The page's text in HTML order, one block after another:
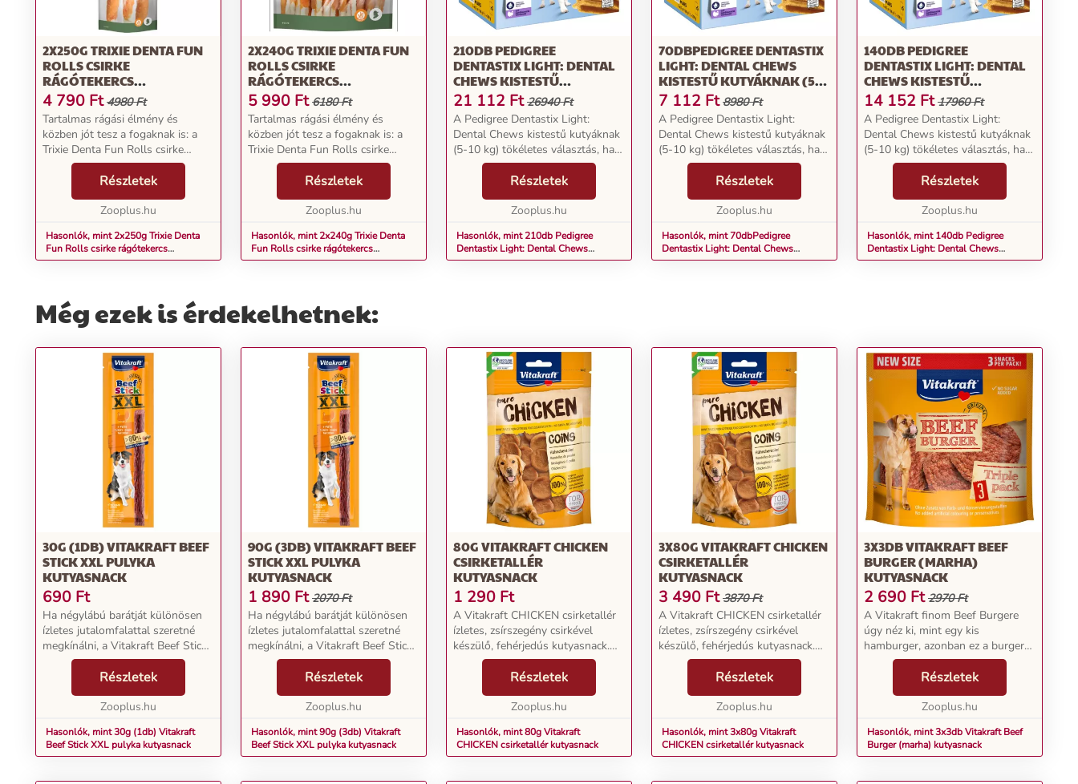
2X250G TRIXIE DENTA FUN
ROLLS CSIRKE
RÁGÓTEKERCS
KUTYÁKNAK, 6XKB. 28CM
4 790 Ft 4980 Ft
Tartalmas rágási élmény és
közben jót tesz a fogaknak is: a
Trixie Denta Fun Rolls csirke
rágótekercsek lehetővé teszik ezt!
Az ízletes rudacskák nemcsak
négylábú barátja ízlelőbimbóit
kényeztetik, ha...
Részletek
Zooplus.hu
Hasonlók, mint 2x250g Trixie Denta
Fun Rolls csirke rágótekercs
kutyáknak, 6xkb. 28cm
2X240G TRIXIE DENTA FUN
ROLLS CSIRKE
RÁGÓTEKERCS
KUTYÁKNAK, 60XKB. 12CM
5 990 Ft 6180 Ft
Tartalmas rágási élmény és
közben jót tesz a fogaknak is: a
Trixie Denta Fun Rolls csirke
rágótekercsek lehetővé teszik ezt!
Az ízletes rudacskák nemcsak
négylábú barátja ízlelőbimbóit
kényeztetik, ha...
Részletek
Zooplus.hu
Hasonlók, mint 2x240g Trixie Denta
Fun Rolls csirke rágótekercs
kutyáknak, 60xkb. 12cm
210DB PEDIGREE
DENTASTIX LIGHT: DENTAL
CHEWS KISTESTŰ
KUTYÁKNAK (5-10 KG)
KUTYASNACK - MULTIPACK
(210 DARAB)
21 112 Ft 26940 Ft
A Pedigree Dentastix Light:
Dental Chews kistestű kutyáknak
(5-10 kg) tökéletes választás, ha
négylábú barátja fogápolásának
támogatására keres megoldást.
Ezek a finomságok nemcsak
ízletesek, hanem ki...
Részletek
Zooplus.hu
Hasonlók, mint 210db Pedigree
Dentastix Light: Dental Chews
kistestű kutyáknak (5-10 kg)
70DBPEDIGREE DENTASTIX
LIGHT: DENTAL CHEWS
KISTESTŰ KUTYÁKNAK (5-
10 KG) KUTYASNACK -
MULTIPACK (70 DARAB)
7 112 Ft 8980 Ft
A Pedigree Dentastix Light:
Dental Chews kistestű kutyáknak
(5-10 kg) tökéletes választás, ha
négylábú barátja fogápolásának
támogatására keres megoldást.
Ezek a finomságok nemcsak
ízletesek, hanem ki...
Részletek
Zooplus.hu
Hasonlók, mint 70dbPedigree
Dentastix Light: Dental Chews
kistestű kutyáknak (5-10 kg)
140DB PEDIGREE
DENTASTIX LIGHT: DENTAL
CHEWS KISTESTŰ
KUTYÁKNAK (5-10 KG)
KUTYASNACK - MULTIPACK
(140 DARAB)
14 152 Ft 17960 Ft
A Pedigree Dentastix Light:
Dental Chews kistestű kutyáknak
(5-10 kg) tökéletes választás, ha
négylábú barátja fogápolásának
támogatására keres megoldást.
Ezek a finomságok nemcsak
ízletesek, hanem ki...
Részletek
Zooplus.hu
Hasonlók, mint 140db Pedigree
Dentastix Light: Dental Chews
kistestű kutyáknak (5-10 kg)
Még ezek is érdekelhetnek:
30G (1DB) VITAKRAFT BEEF
STICK XXL PULYKA
KUTYASNACK
690 Ft
Ha négylábú barátját különösen
ízletes jutalomfalattal szeretné
megkínálni, a Vitakraft Beef Stick
XXL remek választás. Ez a snack
nem csak extra nagy, s így
méretesebb kutyák számára is
ideális, hane...
Részletek
Zooplus.hu
Hasonlók, mint 30g (1db) Vitakraft
Beef Stick XXL pulyka kutyasnack
90G (3DB) VITAKRAFT BEEF
STICK XXL PULYKA
KUTYASNACK
1 890 Ft 2070 Ft
Ha négylábú barátját különösen
ízletes jutalomfalattal szeretné
megkínálni, a Vitakraft Beef Stick
XXL remek választás. Ez a snack
nem csak extra nagy, s így
méretesebb kutyák számára is
ideális, hane...
Részletek
Zooplus.hu
Hasonlók, mint 90g (3db) Vitakraft
Beef Stick XXL pulyka kutyasnack
80G VITAKRAFT CHICKEN
CSIRKETALLÉR
KUTYASNACK
1 290 Ft
A Vitakraft CHICKEN csirketallér
ízletes, zsírszegény csirkével
készülő, fehérjedús kutyasnack.
Legyen szó akár egy kis étkezések
közötti, ízletes finomságról vagy
akár dicséretről, a csirketallérok
Részletek
Zooplus.hu
Hasonlók, mint 80g Vitakraft
CHICKEN csirketallér kutyasnack
3X80G VITAKRAFT CHICKEN
CSIRKETALLÉR
KUTYASNACK
3 490 Ft 3870 Ft
A Vitakraft CHICKEN csirketallér
ízletes, zsírszegény csirkével
készülő, fehérjedús kutyasnack.
Legyen szó akár egy kis étkezések
közötti, ízletes finomságról vagy
akár dicséretről, a csirketallérok
Részletek
Zooplus.hu
Hasonlók, mint 3x80g Vitakraft
CHICKEN csirketallér kutyasnack
3X3DB VITAKRAFT BEEF
BURGER (MARHA)
KUTYASNACK
2 690 Ft 2970 Ft
A Vitakraft finom Beef Burgere
úgy néz ki, mint egy kis
hamburger, azonban ez a burger
kifejezetten kutyáknak való. Egy
csomagban egyből két tallért kap,
melyek pompás húsos ízükkel
csábítják a kutyus...
Részletek
Zooplus.hu
Hasonlók, mint 3x3db Vitakraft Beef
Burger (marha) kutyasnack